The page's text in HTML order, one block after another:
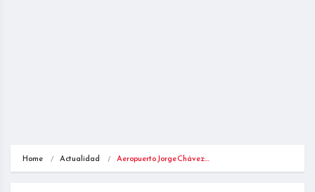
Home Actualidad Aeropuerto Jorge Chávez:…